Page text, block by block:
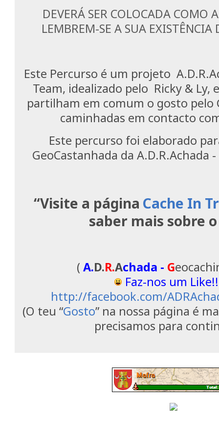
DEVERÁ SER COLOCADA COMO
LEMBREM-SE A SUA EXISTÊNCIA
Este Percurso é um projeto
Team, idealizado pelo Ricky & Ly,
partilham em comum o gosto pelo
caminhadas em contacto
Este percurso foi elaborado
GeoCastanhada da A.D.R.Achada
“Visite a página Cache In
saber mais sobre o
(A.D.R.Achada - G
Faz-nos um
http://facebook.com/
(O teu “Gosto” na nossa página é
precisamos para